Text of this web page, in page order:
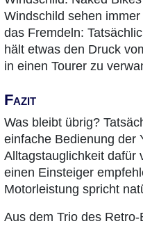
Windschild sehen
das Fremdeln:
hält etwas den Druck
in einen Tourer zu
Fazit
Was bleibt übrig?
einfache Bedienung der
Alltagstauglichkeit dafür
einen Einsteiger
Motorleistung spricht
Aus dem Trio des Retro-